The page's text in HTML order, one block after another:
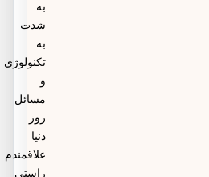
شدت
تکنولوژی
مسائل
علاقمندم.
راستی